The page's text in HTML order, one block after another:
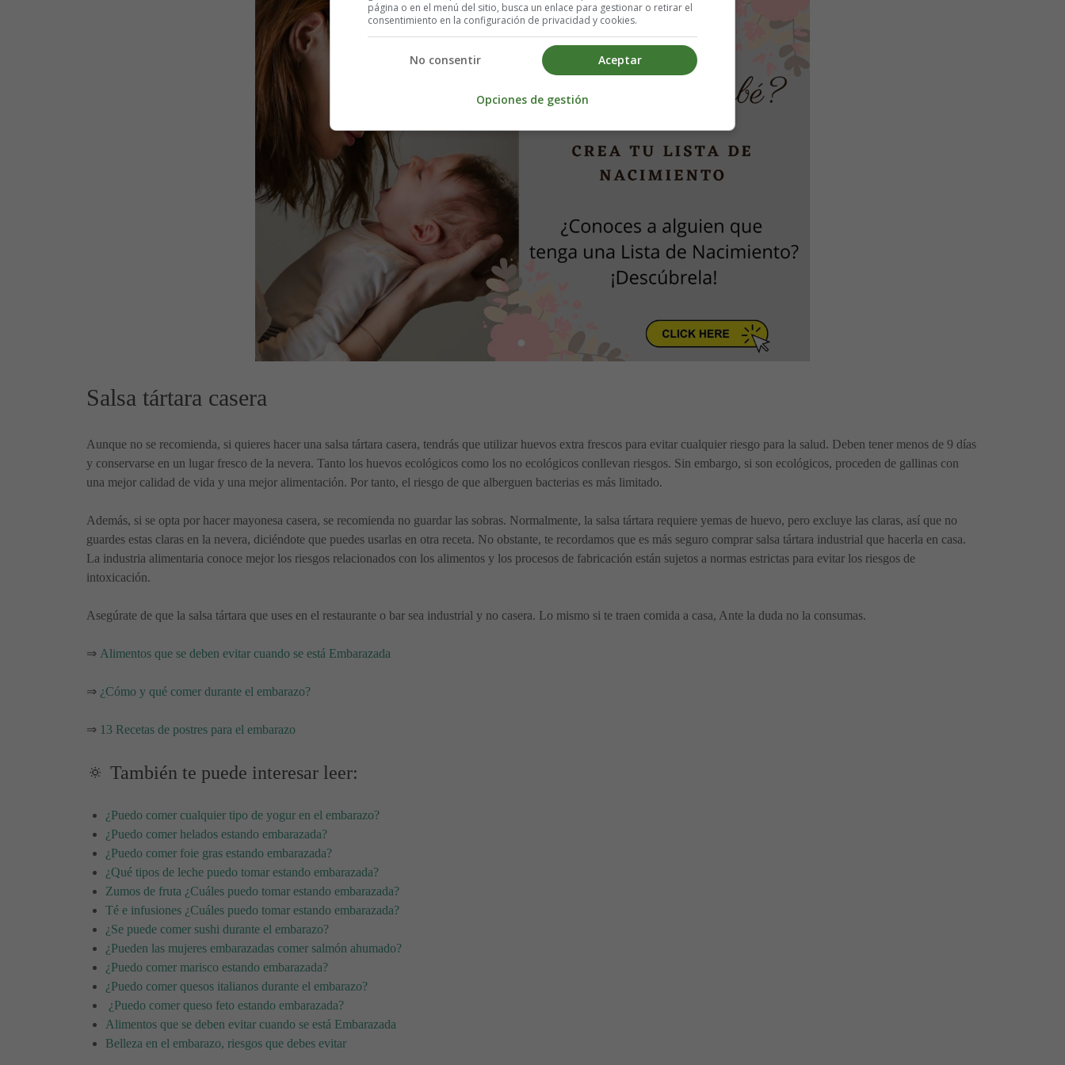
Salsa tártara casera
Aunque no se recomienda, si quieres hacer una salsa tártara casera, tendrás que utilizar huevos extra frescos para evitar cualquier riesgo para la salud. Deben tener menos de 9 días
y conservarse en un lugar fresco de la nevera. Tanto los huevos ecológicos como los no ecológicos conllevan riesgos. Sin embargo, si son ecológicos, proceden de gallinas con
una mejor calidad de vida y una mejor alimentación. Por tanto, el riesgo de que alberguen bacterias es más limitado.
Además, si se opta por hacer mayonesa casera, se recomienda no guardar las sobras. Normalmente, la salsa tártara requiere yemas de huevo, pero excluye las claras, así que no
guardes estas claras en la nevera, diciéndote que puedes usarlas en otra receta. No obstante, te recordamos que es más seguro comprar salsa tártara industrial que hacerla en casa.
La industria alimentaria conoce mejor los riesgos relacionados con los alimentos y los procesos de fabricación están sujetos a normas estrictas para evitar los riesgos de
intoxicación.
Asegúrate de que la salsa tártara que uses en el restaurante o bar sea industrial y no casera. Lo mismo si te traen comida a casa, Ante la duda no la consumas.
⇒ Alimentos que se deben evitar cuando se está Embarazada
⇒ ¿Cómo y qué comer durante el embarazo?
⇒ 13 Recetas de postres para el embarazo
🔅 También te puede interesar leer:
¿Puedo comer cualquier tipo de yogur en el embarazo?
¿Puedo comer helados estando embarazada?
¿Puedo comer foie gras estando embarazada?
¿Qué tipos de leche puedo tomar estando embarazada?
Zumos de fruta ¿Cuáles puedo tomar estando embarazada?
Té e infusiones ¿Cuáles puedo tomar estando embarazada?
¿Se puede comer sushi durante el embarazo?
¿Pueden las mujeres embarazadas comer salmón ahumado?
¿Puedo comer marisco estando embarazada?
¿Puedo comer quesos italianos durante el embarazo?
¿Puedo comer queso feto estando embarazada?
Alimentos que se deben evitar cuando se está Embarazada
Belleza en el embarazo, riesgos que debes evitar
página o en el menú del sitio, busca un enlace para gestionar o retirar el
consentimiento en la configuración de privacidad y cookies.
Aceptar
No consentir
Opciones de gestión